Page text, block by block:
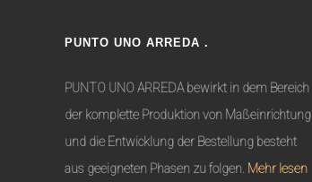
PUNTO UNO ARREDA .
PUNTO UNO ARREDA bewirkt in dem Bereich
der komplette Produktion von Maßeinrichtung
und die Entwicklung der Bestellung besteht
aus geeigneten Phasen zu folgen. Mehr lesen